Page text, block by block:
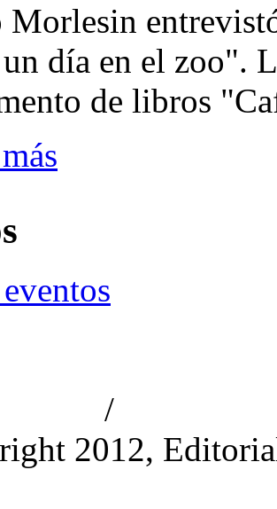
día en el zoo".
de libros
/
2012,